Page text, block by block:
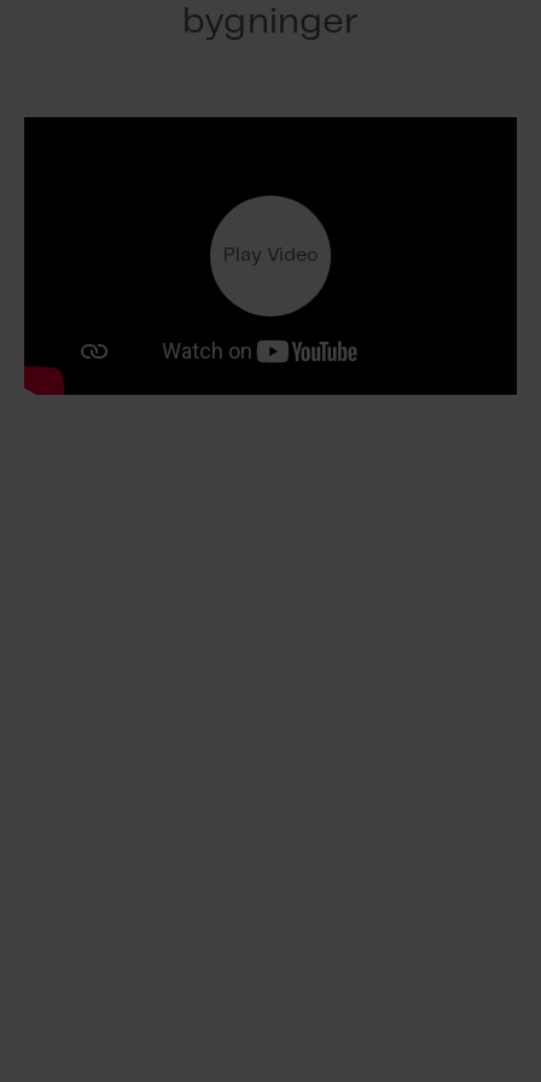
millimeternøyaktighet for beskyttelse av
vindustetningerbygninger
Play Video